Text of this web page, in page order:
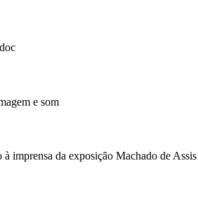
e som
imprensa da exposição Machado de Assis